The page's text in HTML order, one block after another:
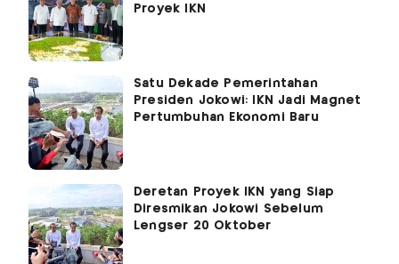
Proyek IKN
Satu Dekade Pemerintahan
Presiden Jokowi: IKN Jadi Magnet
Pertumbuhan Ekonomi Baru
Deretan Proyek IKN yang Siap
Diresmikan Jokowi Sebelum
Lengser 20 Oktober